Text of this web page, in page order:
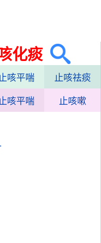
化痰
咳平喘 止咳祛痰
咳平喘 止咳嗽